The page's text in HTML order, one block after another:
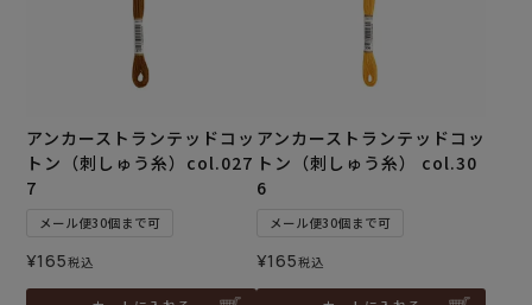
アンカーストランテッドコッ
トン（刺しゅう糸）col.027
7
メール便30個まで可
¥165税込
アンカーストランテッドコッ
トン（刺しゅう糸） col.30
6
メール便30個まで可
¥165税込